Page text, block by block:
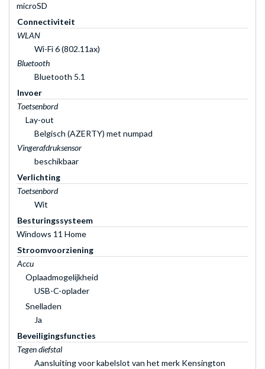
microSD
Connectiviteit
WLAN
Wi-Fi 6 (802.11ax)
Bluetooth
Bluetooth 5.1
Invoer
Toetsenbord
Lay-out
Belgisch (AZERTY) met numpad
Vingerafdruksensor
beschikbaar
Verlichting
Toetsenbord
Wit
Besturingssysteem
Windows 11 Home
Stroomvoorziening
Accu
Oplaadmogelijkheid
USB-C-oplader
Snelladen
Ja
Beveiligingsfuncties
Tegen diefstal
Aansluiting voor kabelslot van het merk Kensington